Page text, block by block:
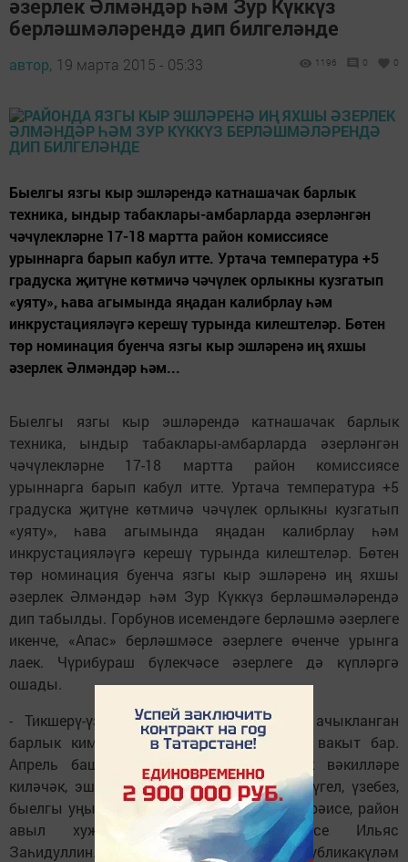
әзерлек Әлмәндәр һәм Зур Күккүз
берләшмәләрендә дип билгеләнде
автор, 19 марта 2015 - 05:33 1196 0 0
Быелгы язгы кыр эшләрендә катнашачак барлык
техника, ындыр табаклары-амбарларда әзерләнгән
чәчүлекләрне 17-18 мартта район комиссиясе
урыннарга барып кабул итте. Уртача температура +5
градуска җитүне көтмичә чәчүлек орлыкны кузгатып
«уяту», һава агымында яңадан калибрлау һәм
инкрустацияләүгә керешү турында килештеләр. Бөтен
төр номинация буенча язгы кыр эшләренә иң яхшы
әзерлек Әлмәндәр һәм...
Быелгы язгы кыр эшләрендә катнашачак барлык
техника, ындыр табаклары-амбарларда әзерләнгән
чәчүлекләрне 17-18 мартта район комиссиясе
урыннарга барып кабул итте. Уртача температура +5
градуска җитүне көтмичә чәчүлек орлыкны кузгатып
«уяту», һава агымында яңадан калибрлау һәм
инкрустацияләүгә керешү турында килештеләр. Бөтен
төр номинация буенча язгы кыр эшләренә иң яхшы
әзерлек Әлмәндәр һәм Зур Күккүз берләшмәләрендә
дип табылды. Горбунов исемендәге берләшмә әзерлеге
икенче, «Апас» берләшмәсе әзерлеге өченче урынга
лаек. Чүрибураш бүлекчәсе әзерлеге дә күпләргә
ошады.
- Тикшерү-үзара кабул итү вакытында ачыкланган
барлык кимчелекләрне төзәтү өчен әле вакыт бар.
Апрель башында Казаннан министрлык вәкилләре
киләчәк, эшебез кемгәдер күрсәтү өчен түгел, үзебез,
быелгы уңыш өчен кирәк,-диде комиссия рәисе, район
авыл хуҗалыгы идарәсе җитәкчесе Ильяс
Заһидуллин.-16 мартта Буада үткән республикакүләм